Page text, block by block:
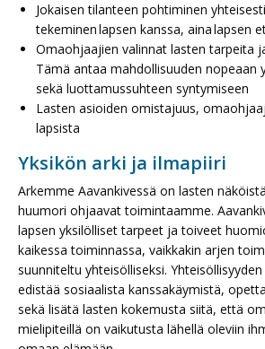
Jokaisen tilanteen pohtiminen
tekeminen lapsen kanssa, aina lapsen
Omaohjaajien valinnat lasten tarpeita
Tämä antaa mahdollisuuden nopeaan
sekä luottamussuhteen syntymiseen​
Lasten asioiden omistajuus,
lapsista​
Yksikön arki ja ilmapiiri
Arkemme Aavankivessä on lasten
huumori ohjaavat toimintaamme.
lapsen yksilölliset tarpeet ja toiveet
kaikessa toiminnassa, vaikkakin arjen
suunniteltu yhteisölliseksi.
edistää sosiaalista kanssakäymistä,
sekä lisätä lasten kokemusta siitä, että
mielipiteillä on vaikutusta lähellä oleviin